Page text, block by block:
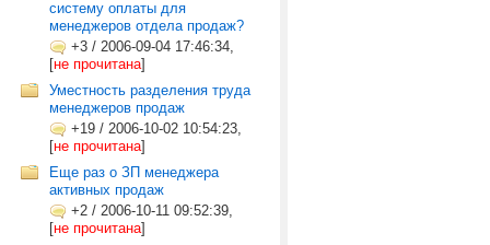
систему оплаты для
менеджеров отдела продаж?
+3 / 2006-09-04 17:46:34,
[не прочитана]
Уместность разделения труда
менеджеров продаж
+19 / 2006-10-02 10:54:23,
[не прочитана]
Еще раз о ЗП менеджера
активных продаж
+2 / 2006-10-11 09:52:39,
[не прочитана]